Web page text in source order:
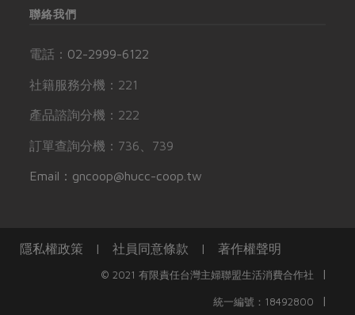
聯絡我們
電話： 02-2999-6122
社籍服務分機：221
產品諮詢分機：222
訂單查詢分機：736、739
Email：gncoop@hucc-coop.tw
隱私權政策 | 社員同意條款 | 著作權聲明
© 2021 有限責任台灣主婦聯盟生活消費合作社 |
統一編號：18492800 |